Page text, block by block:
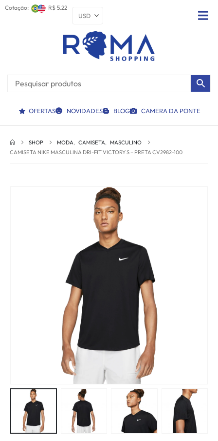
Cotação: R$ 5.22
OFERTAS NOVIDADES BLOG CAMERA DA PONTE
SHOP MODA, CAMISETA, MASCULINO
CAMISETA NIKE MASCULINA DRI-FIT VICTORY S – PRETA CV2982-100